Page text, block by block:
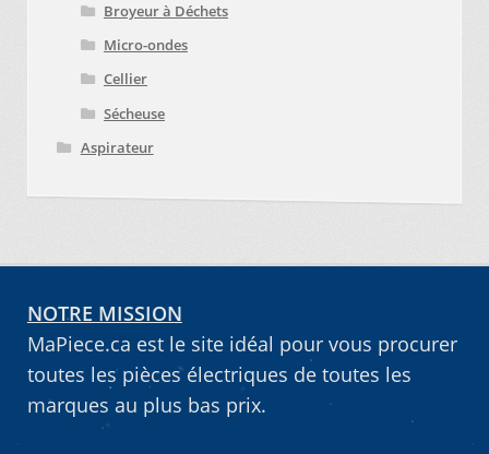
Broyeur à Déchets
Micro-ondes
Cellier
Sécheuse
Aspirateur
NOTRE MISSION
MaPiece.ca est le site idéal pour vous procurer
toutes les pièces électriques de toutes les
marques au plus bas prix.